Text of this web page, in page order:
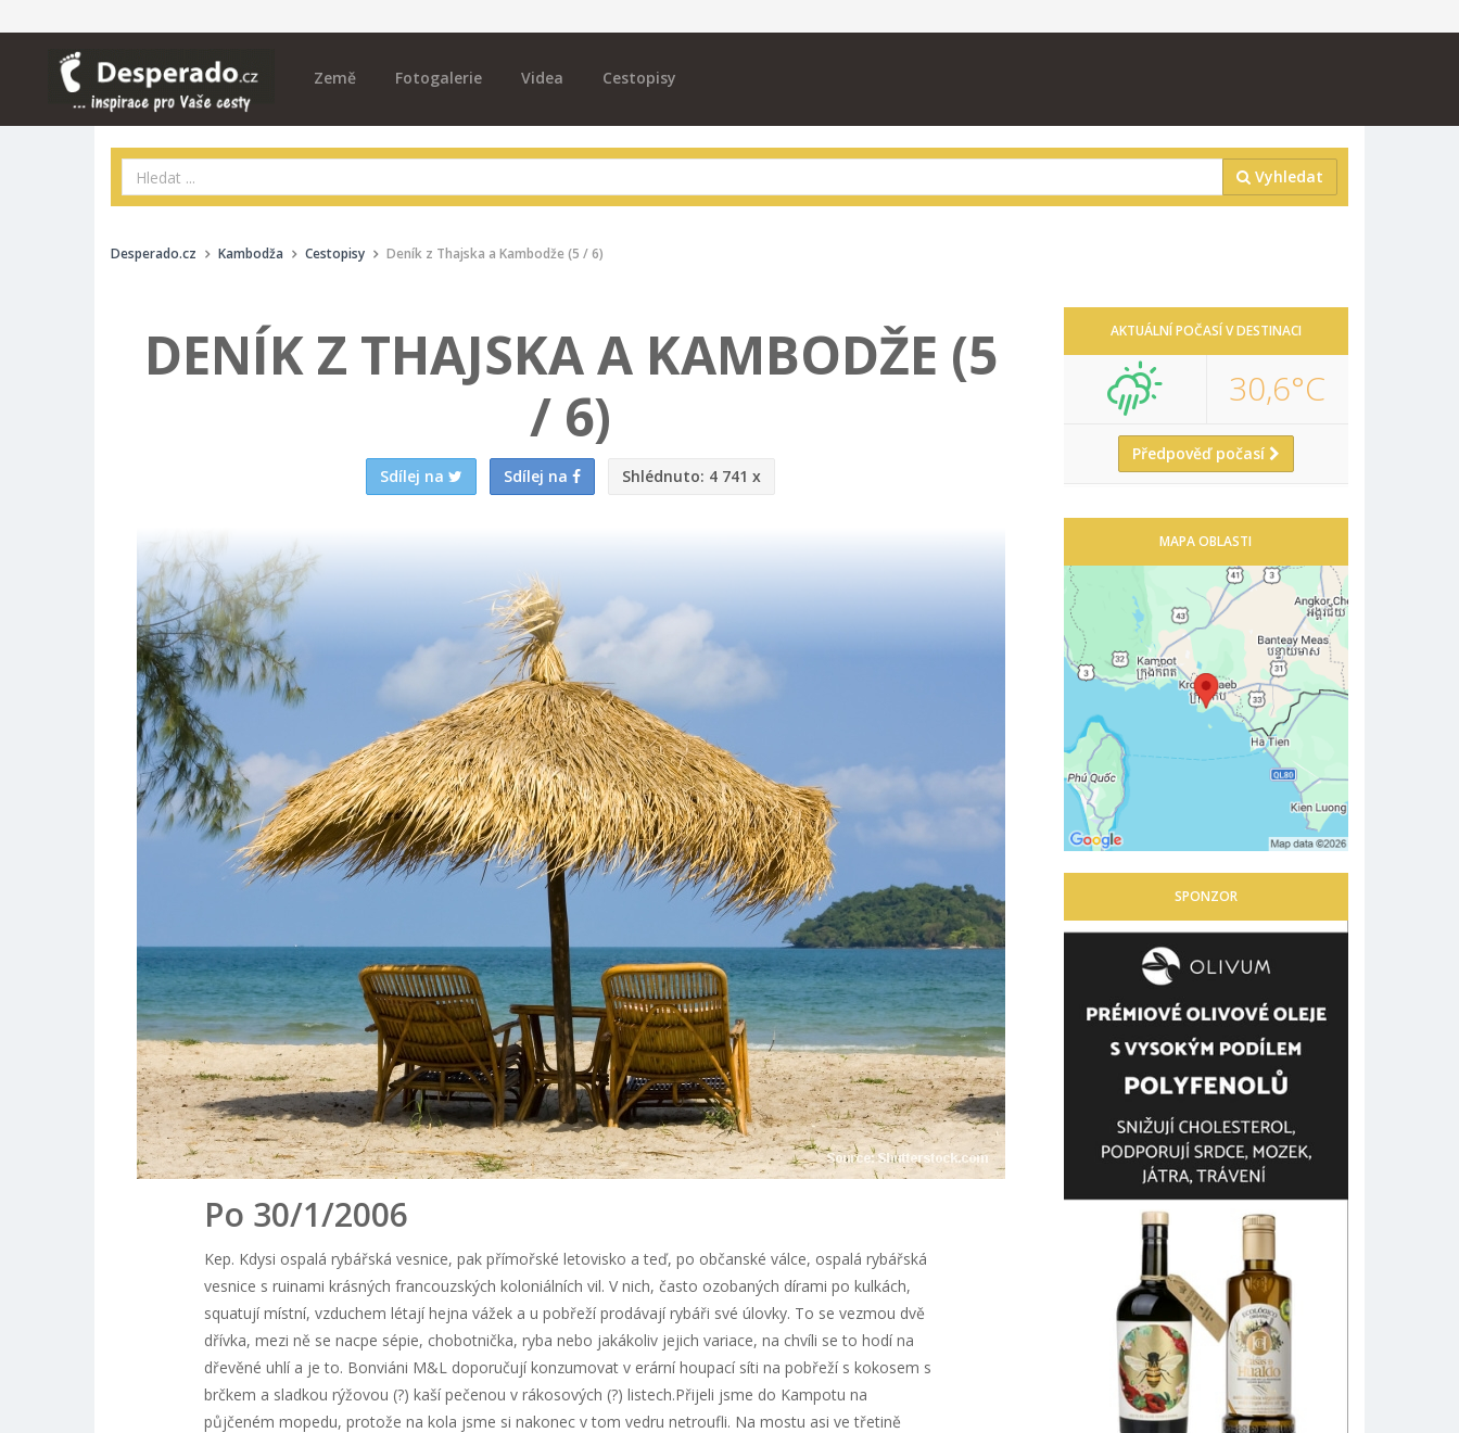
Země Fotogalerie Videa Cestopisy
Vyhledat
Desperado.cz Kambodža Cestopisy Deník z Thajska a Kambodže (5 / 6)
DENÍK Z THAJSKA A KAMBODŽE (5
/ 6)
Sdílej na Sdílej na Shlédnuto: 4 741 x
Po 30/1/2006
Kep. Kdysi ospalá rybářská vesnice, pak přímořské letovisko a teď, po občanské válce, ospalá rybářská
vesnice s ruinami krásných francouzských koloniálních vil. V nich, často ozobaných dírami po kulkách,
squatují místní, vzduchem létají hejna vážek a u pobřeží prodávají rybáři své úlovky. To se vezmou dvě
dřívka, mezi ně se nacpe sépie, chobotnička, ryba nebo jakákoliv jejich variace, na chvíli se to hodí na
dřevěné uhlí a je to. Bonviáni M&L doporučují konzumovat v erární houpací síti na pobřeží s kokosem s
brčkem a sladkou rýžovou (?) kaší pečenou v rákosových (?) listech.Přijeli jsme do Kampotu na
půjčeném mopedu, protože na kola jsme si nakonec v tom vedru netroufli. Na mostu asi ve třetině
AKTUÁLNÍ POČASÍ V DESTINACI
30,6°C
Předpověď počasí
MAPA OBLASTI
SPONZOR